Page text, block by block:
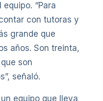
“Para
con tutoras y
grande que
años. Son treinta,
son
señaló.
equipo que lleva